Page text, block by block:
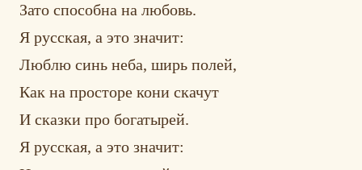
Зато способна на любовь.
Я русская, а это значит:
Люблю синь неба, ширь полей,
Как на просторе кони скачут
И сказки про богатырей.
Я русская, а это значит: